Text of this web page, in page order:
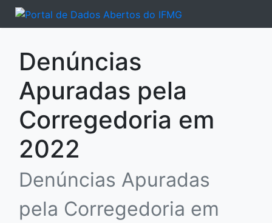
Denúncias
Apuradas pela
Corregedoria em
2022
Denúncias Apuradas
pela Corregedoria em